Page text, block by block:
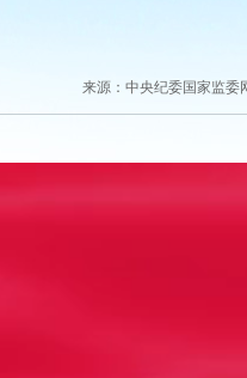
来源：中央纪委国家监